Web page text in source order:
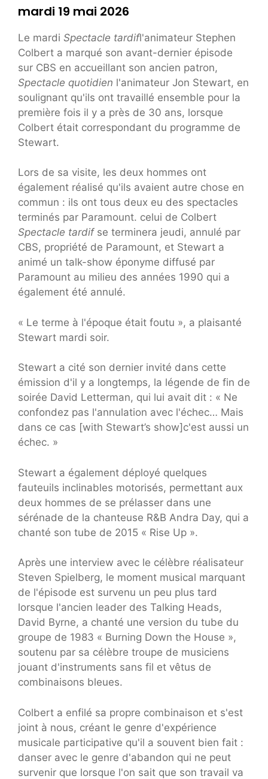
mardi 19 mai 2026
Le mardi Spectacle tardifl'animateur Stephen
Colbert a marqué son avant-dernier épisode
sur CBS en accueillant son ancien patron,
Spectacle quotidien l'animateur Jon Stewart, en
soulignant qu'ils ont travaillé ensemble pour la
première fois il y a près de 30 ans, lorsque
Colbert était correspondant du programme de
Stewart.
Lors de sa visite, les deux hommes ont
également réalisé qu'ils avaient autre chose en
commun : ils ont tous deux eu des spectacles
terminés par Paramount. celui de Colbert
Spectacle tardifse terminera jeudi, annulé par
CBS, propriété de Paramount, et Stewart a
animé un talk-show éponyme diffusé par
Paramount au milieu des années 1990 qui a
également été annulé.
« Le terme à l'époque était foutu », a plaisanté
Stewart mardi soir.
Stewart a cité son dernier invité dans cette
émission d'il y a longtemps, la légende de fin de
soirée David Letterman, qui lui avait dit : « Ne
confondez pas l'annulation avec l'échec… Mais
dans ce cas [with Stewart’s show]c'est aussi un
échec. »
Stewart a également déployé quelques
fauteuils inclinables motorisés, permettant aux
deux hommes de se prélasser dans une
sérénade de la chanteuse R&B Andra Day, qui a
chanté son tube de 2015 « Rise Up ».
Après une interview avec le célèbre réalisateur
Steven Spielberg, le moment musical marquant
de l'épisode est survenu un peu plus tard
lorsque l'ancien leader des Talking Heads,
David Byrne, a chanté une version du tube du
groupe de 1983 « Burning Down the House »,
soutenu par sa célèbre troupe de musiciens
jouant d'instruments sans fil et vêtus de
combinaisons bleues.
Colbert a enfilé sa propre combinaison et s'est
joint à nous, créant le genre d'expérience
musicale participative qu'il a souvent bien fait :
danser avec le genre d'abandon qui ne peut
survenir que lorsque l'on sait que son travail va